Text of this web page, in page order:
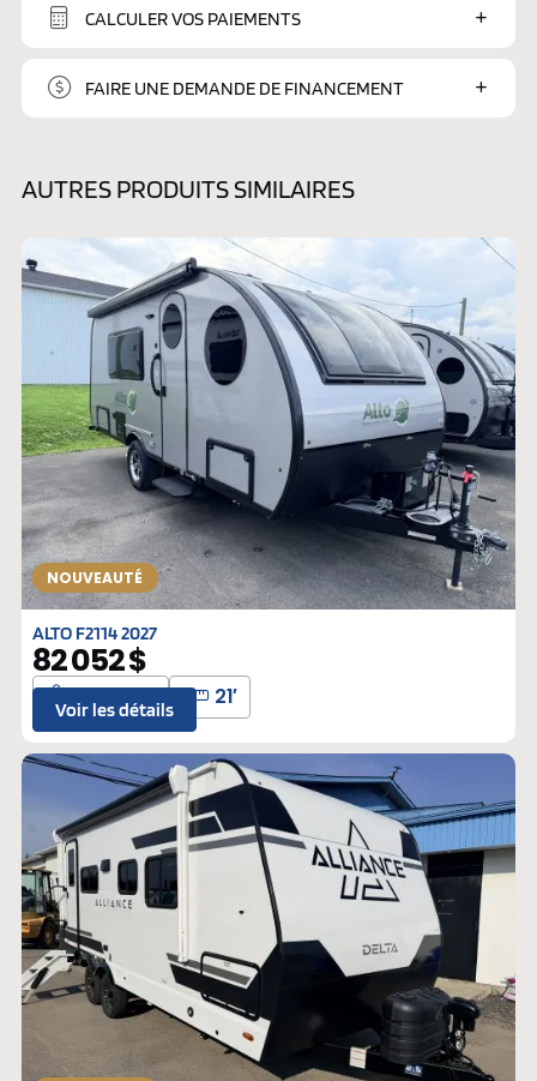
CALCULER VOS PAIEMENTS
FAIRE UNE DEMANDE DE FINANCEMENT
AUTRES PRODUITS SIMILAIRES
NOUVEAUTÉ
ALTO F2114 2027
82 052 $
2343 lbs 21′
Neufs
Voir les détails